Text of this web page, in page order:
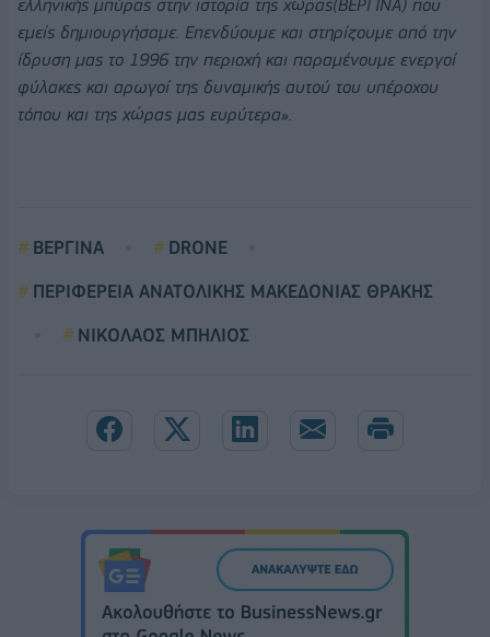
ελληνικής μπύρας στην ιστορία της χώρας(ΒΕΡΓΙΝΑ) που
εμείς δημιουργήσαμε. Επενδύουμε και στηρίζουμε από την
ίδρυση μας το 1996 την περιοχή και παραμένουμε ενεργοί
φύλακες και αρωγοί της δυναμικής αυτού του υπέροχου
τόπου και της χώρας μας ευρύτερα».
ΒΕΡΓΙΝΑ
DRONE
ΠΕΡΙΦΕΡΕΙΑ ΑΝΑΤΟΛΙΚΗΣ ΜΑΚΕΔΟΝΙΑΣ ΘΡΑΚΗΣ
ΝΙΚΟΛΑΟΣ ΜΠΗΛΙΟΣ